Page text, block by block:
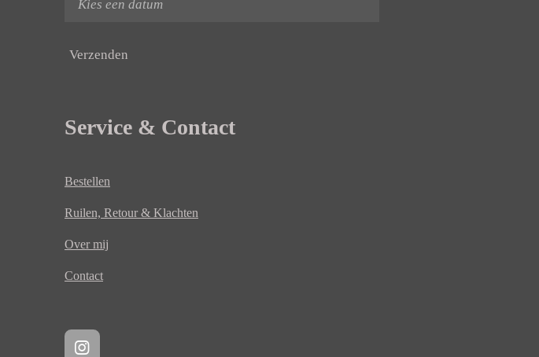
Verzenden
Service & Contact
Bestellen
Ruilen, Retour & Klachten
Over mij
Contact
I